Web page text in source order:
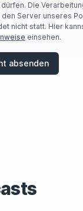
Die
Server unseres
nicht statt. Hier
einsehen.
absenden